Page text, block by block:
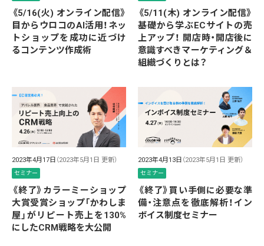
《5/16(火) オンライン配信》
目からウロコのAI活用！ネッ
トショップを成功に近づけ
るコンテンツ作成術
《5/11(木) オンライン配信》
基礎から学ぶECサイトの売
上アップ！ 開店時・開店後に
意識すべきマーケティング＆
組織づくりとは？
2023年4月17日 （2023年5月1日 更新）
セミナー
《終了》カラーミーショップ
大賞受賞ショップ「かわしま
屋」がリピート売上を130%
にしたCRM戦略を大公開
2023年4月13日 （2023年5月1日 更新）
セミナー
《終了》買い手側に必要な準
備・注意点を徹底解析！イン
ボイス制度セミナー